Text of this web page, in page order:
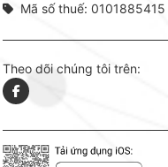
Mã số thuế: 0101885415
Theo dõi chúng tôi trên: